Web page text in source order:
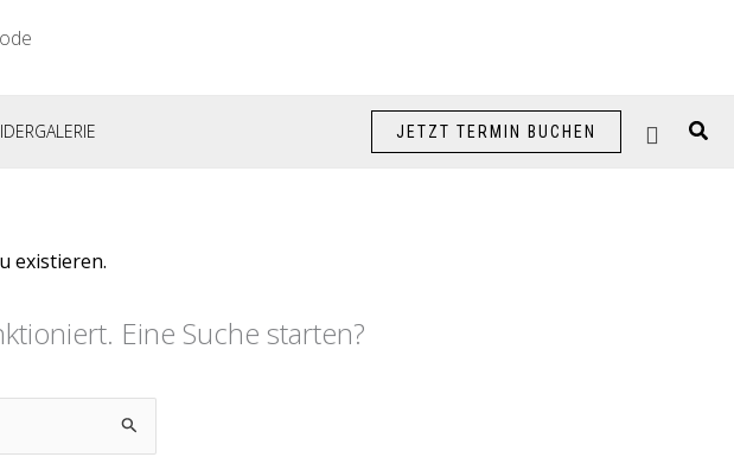
JETZT TERMIN BUCHEN
existieren.
Eine Suche starten?